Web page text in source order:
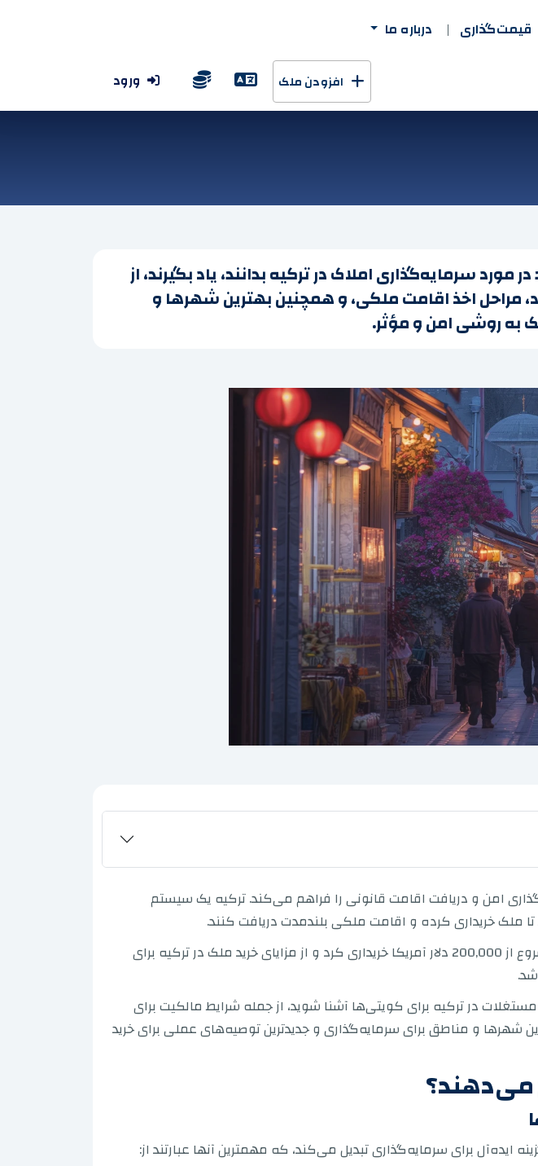
قیمت‌گذاری درباره ما
افزودن ملک ورود
سرمایه‌گذاری املاک در ترکیه بدانند، یاد بگیرند، از
مراحل اخذ اقامت ملکی، و همچنین بهترین شهرها و
به روشی امن و مؤثر.
امن و دریافت اقامت قانونی را فراهم می‌کند. ترکیه یک سیستم
ملک خریداری کرده و اقامت ملکی بلندمدت دریافت کنند.
از طریق مالکیت کویتی‌ها در ترکیه، می‌توان آپارتمان‌ها یا ویلاهایی با قیمت‌های شروع از 200,000 دلار آمریکا خریداری کرد و از مزایای خرید ملک در ترکیه برای
در ترکیه برای کویتی‌ها آشنا شوید، از جمله شرایط مالکیت برای
شهرها و مناطق برای سرمایه‌گذاری و جدیدترین توصیه‌های عملی برای خرید
می‌دهند؟
ایده‌آل برای سرمایه‌گذاری تبدیل می‌کند، که مهمترین آنها عبارتند از: